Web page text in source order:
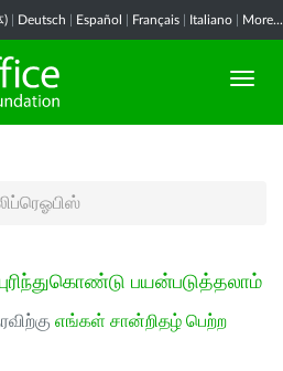
) Deutsch Español Français Italiano More...
பயன்படுத்தலாம்
எங்கள் சான்றிதழ் பெற்ற